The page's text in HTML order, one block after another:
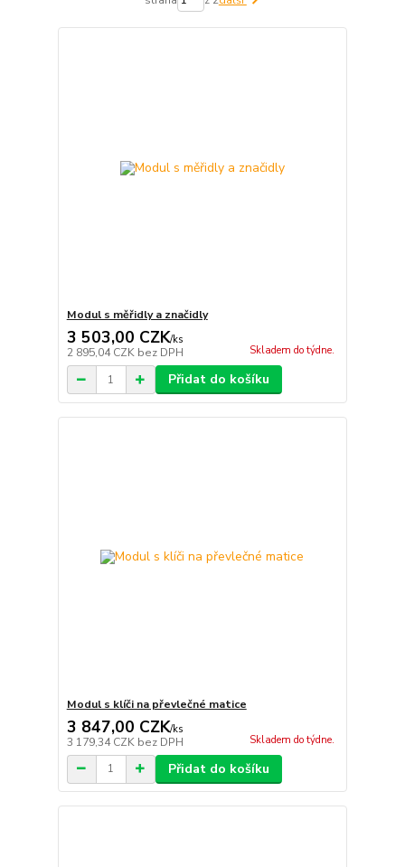
Modul s měřidly a značidly
3 503,00 CZK/ks
2 895,04 CZK bez DPH Skladem do týdne.
Přidat do košíku
Modul s klíči na převlečné matice
3 847,00 CZK/ks
3 179,34 CZK bez DPH Skladem do týdne.
Přidat do košíku